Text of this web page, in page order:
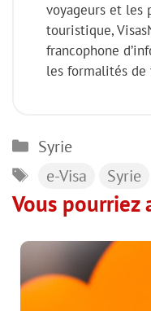
voyageurs et les
touristique,
francophone
les formalités de
Catégories
Syrie
Étiquettes
e-Visa Syrie
Vous pourriez